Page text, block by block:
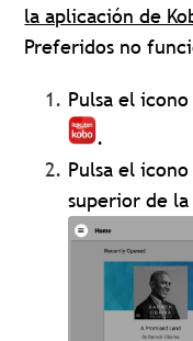
la aplicación de
Preferidos no
Pulsa el
.
Pulsa el
superior de